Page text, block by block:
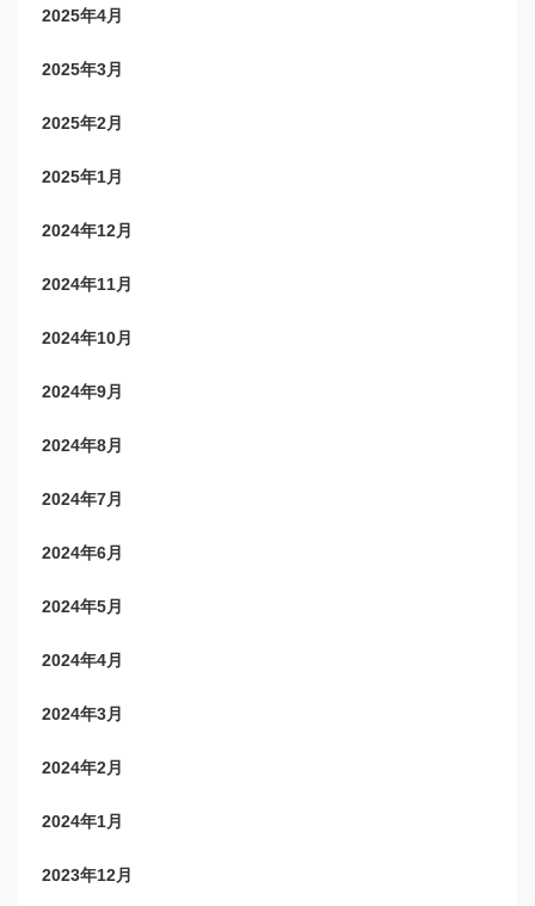
2025年4月
2025年3月
2025年2月
2025年1月
2024年12月
2024年11月
2024年10月
2024年9月
2024年8月
2024年7月
2024年6月
2024年5月
2024年4月
2024年3月
2024年2月
2024年1月
2023年12月